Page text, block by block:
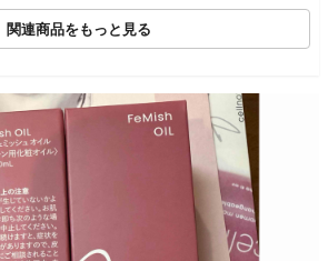
関連商品をもっと見る
SOLD OUT